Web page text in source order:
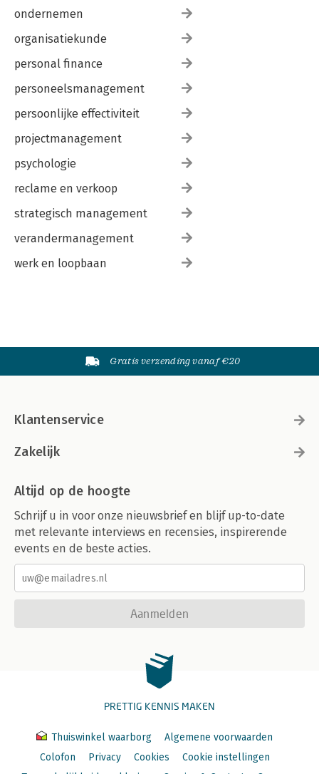
ondernemen
organisatiekunde
personal finance
personeelsmanagement
persoonlijke effectiviteit
projectmanagement
psychologie
reclame en verkoop
strategisch management
verandermanagement
werk en loopbaan
Gratis verzending vanaf €20
Klantenservice
Zakelijk
Altijd op de hoogte
Schrijf u in voor onze nieuwsbrief en blijf up-to-date
met relevante interviews en recensies, inspirerende
events en de beste acties.
Aanmelden
PRETTIG KENNIS MAKEN
Thuiswinkel waarborg
Algemene voorwaarden
Colofon
Privacy Cookies
Cookie instellingen